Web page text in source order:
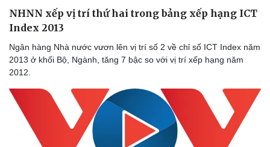
NHNN xếp vị trí thứ hai trong bảng xếp hạng ICT
Index 2013
Ngân hàng Nhà nước vươn lên vị trí số 2 về chỉ số ICT Index năm
2013 ở khối Bộ, Ngành, tăng 7 bậc so với vị trí xếp hạng năm
2012.